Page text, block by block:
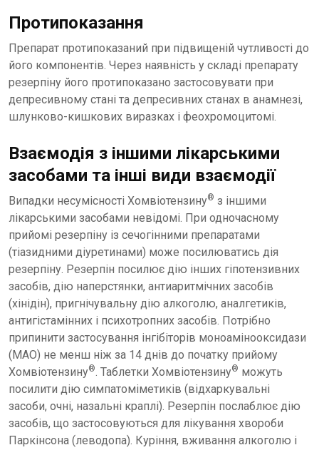
Протипоказання
Препарат протипоказаний при підвищеній чутливості до
його компонентів. Через наявність у складі препарату
резерпіну його протипоказано застосовувати при
депресивному стані та депресивних станах в анамнезі,
шлунково-кишкових виразках і феохромоцитомі.
Взаємодія з іншими лікарськими
засобами та інші види взаємодії
Випадки несумісності Хомвіотензину® з іншими
лікарськими засобами невідомі. При одночасному
прийомі резерпіну із сечогінними препаратами
(тіазидними діуретинами) може посилюватись дія
резерпіну. Резерпін посилює дію інших гіпотензивних
засобів, дію наперстянки, антиаритмічних засобів
(хінідін), пригнічувальну дію алкоголю, аналгетиків,
антигістамінних і психотропних засобів. Потрібно
припинити застосування інгібіторів моноамінооксидази
(МАО) не менш ніж за 14 днів до початку прийому
Хомвіотензину®. Таблетки Хомвіотензину® можуть
посилити дію симпатоміметиків (відхаркувальні
засоби, очні, назальні краплі). Резерпін послаблює дію
засобів, що застосовуються для лікування хвороби
Паркінсона (леводопа). Куріння, вживання алкоголю і